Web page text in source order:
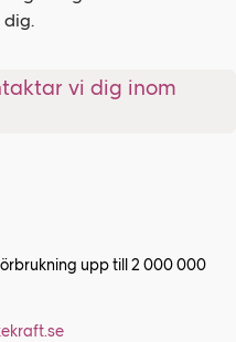
vi dig inom
upp till 2 000 000